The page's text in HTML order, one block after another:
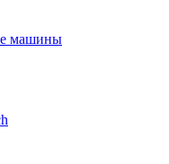
машины